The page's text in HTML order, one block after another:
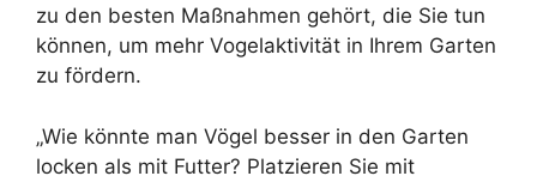
zu den besten Maßnahmen gehört, die Sie tun
können, um mehr Vogelaktivität in Ihrem Garten
zu fördern.
„Wie könnte man Vögel besser in den Garten
locken als mit Futter? Platzieren Sie mit